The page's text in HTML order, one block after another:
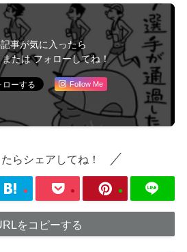
事が気に入ったら
または フォローしてね！
Follow Me
らシェアしてね！
をコピーする